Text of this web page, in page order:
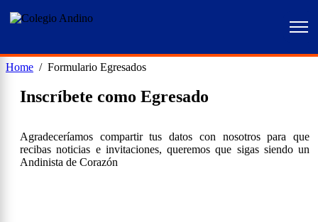
Home Formulario Egresados
Inscríbete como Egresado
Agradeceríamos compartir tus datos con nosotros para que
recibas noticias e invitaciones, queremos que sigas siendo un
Andinista de Corazón